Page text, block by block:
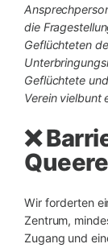
die
Geflüchteten
Geflüchtete
Verein vielbunt
❌
Wir forderten
Zentrum,
Zugang und